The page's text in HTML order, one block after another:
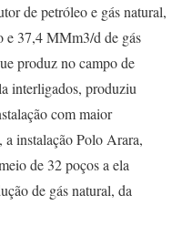
de petróleo e gás natural,
e 37,4 MMm3/d de gás
produz no campo de
interligados, produziu
com maior
instalação Polo Arara,
de 32 poços a ela
de gás natural, da